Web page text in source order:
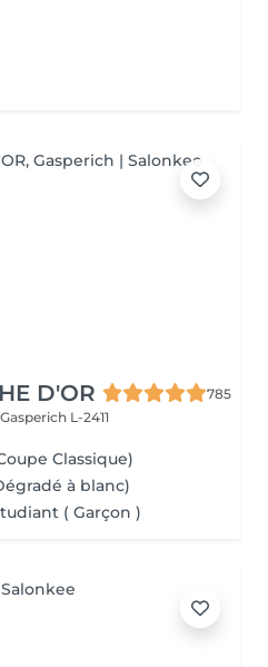
D'OR
785
Gasperich L-2411
Classique)
à blanc)
( Garçon )